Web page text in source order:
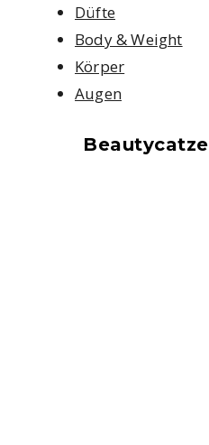
Düfte
Body & Weight
Körper
Augen
Beautycatze